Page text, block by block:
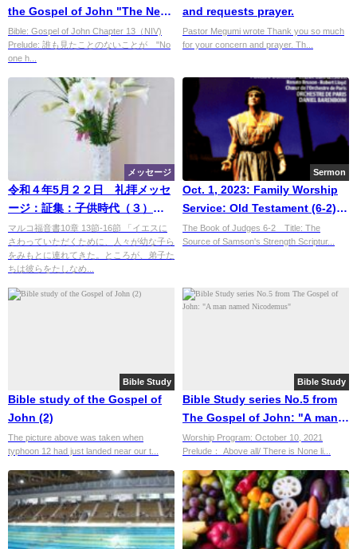
the Gospel of John "The New
Commandment"
Bible: Gospel of John Chapter 13（NIV)
Prelude: 誰も見たことのないことが "No
one h...
and requests prayer.
Pastor Megumi wrote Thank you so much
for your concern and prayer. Th...
メッセージ
令和４年5月２２日 礼拝メッセ
ージ：証集：子供時代（３）
「ペットと私」
マルコ福音書10章 13節-16節 「イエスに
さわっていただくために、人々が幼な子ら
をみもとに連れてきた。ところが、弟子た
ちは彼らをたしなめ...
Sermon
Oct. 1, 2023: Family Worship
Service: Old Testament (6-2) :
"The Source of Samson's
Strength"
The Book of Judges 6-2 Title: The
Source of Samson's Strength Scriptur...
Bible Study
Bible study of the Gospel of
John (2)
The picture above was taken when
typhoon 12 had just landed near our t...
Bible Study
Bible Study series No.5 from
The Gospel of John: "A man
named Nicodemus"
Worship Program: October 10, 2021
Prelude： Above all/ There is None li...